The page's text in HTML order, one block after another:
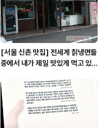
[서울 신촌 맛집] 전세계 칡냉면들
중에서 내가 제일 맛있게 먹고 있